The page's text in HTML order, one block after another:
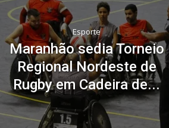
Esporte
Maranhão sedia Torneio
Regional Nordeste de
Rugby em Cadeira de...